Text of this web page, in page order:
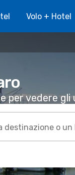
Volo + Hotel
per vedere
destinazione o un